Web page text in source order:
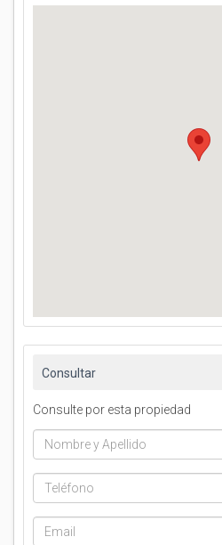
Consultar
Consulte por esta propiedad